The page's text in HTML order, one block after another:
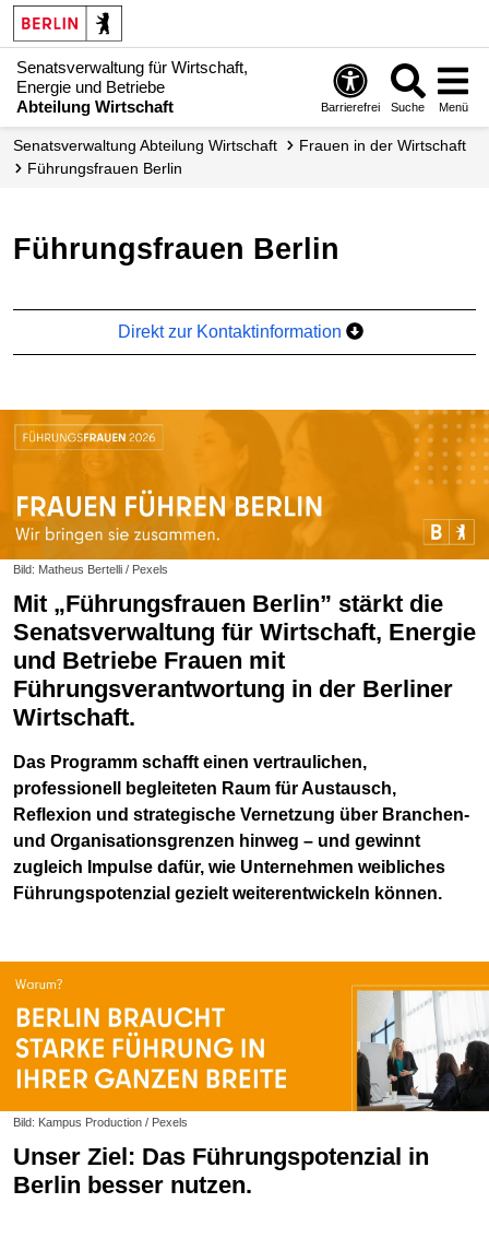
Senatsverwaltung für Wirtschaft,
Energie und Betriebe
Abteilung Wirtschaft
Barrierefrei Suche Menü
Senats­verwaltung Abteilung Wirtschaft
Frauen in der Wirtschaft
Führungsfrauen Berlin
Führungsfrauen Berlin
Direkt zur Kontaktinformation
Bild: Matheus Bertelli / Pexels
Mit „Führungsfrauen Berlin” stärkt die
Senatsverwaltung für Wirtschaft, Energie
und Betriebe Frauen mit
Führungsverantwortung in der Berliner
Wirtschaft.
Das Programm schafft einen vertraulichen,
professionell begleiteten Raum für Austausch,
Reflexion und strategische Vernetzung über Branchen-
und Organisationsgrenzen hinweg – und gewinnt
zugleich Impulse dafür, wie Unternehmen weibliches
Führungspotenzial gezielt weiterentwickeln können.
Bild: Kampus Production / Pexels
Unser Ziel: Das Führungspotenzial in
Berlin besser nutzen.